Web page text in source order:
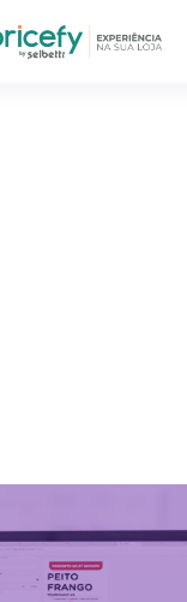
de usar um
cartaz